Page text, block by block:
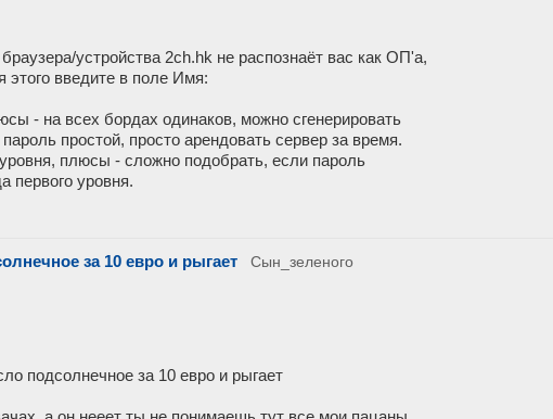
устройства 2ch.hk не распознаёт вас как ОП'а,
этого введите в поле Имя:
- на всех бордах одинаков, можно сгенерировать
простой, просто арендовать сервер за время.
плюсы - сложно подобрать, если пароль
первого уровня.
за 10 евро и рыгает
Сын_зеленого
подсолнечное за 10 евро и рыгает